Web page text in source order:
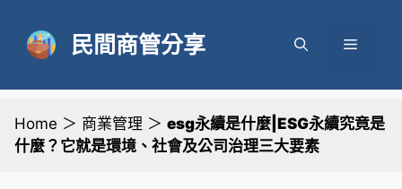
民間商管分享 選
Home ＞ 商業管理 ＞ esg永續是什麼|ESG永續究竟是
什麼？它就是環境、社會及公司治理三大要素